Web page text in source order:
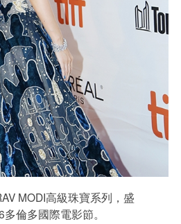
MODI高級珠寶系列，盛
倫多國際電影節。